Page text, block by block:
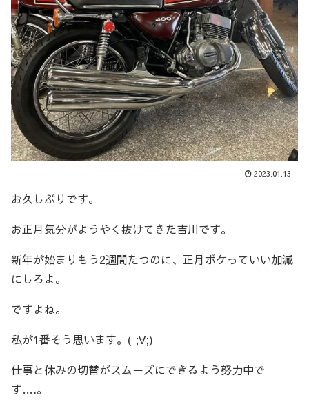
2023.01.13
お久しぶりです。
お正月気分がようやく抜けてきた吉川です。
新年が始まりもう2週間たつのに、正月ボケっていい加減
にしろよ。
ですよね。
私が1番そう思います。( ;∀;)
仕事と休みの切替がスムーズにできるよう努力中で
す….。